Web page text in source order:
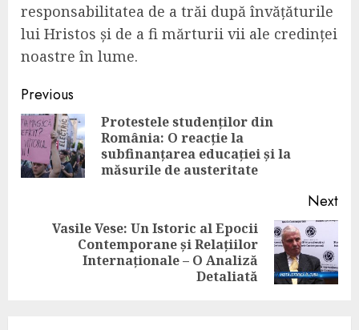
responsabilitatea de a trăi după învățăturile
lui Hristos și de a fi mărturii vii ale credinței
noastre în lume.
Continue
Reading
Previous
Protestele studenților din
România: O reacție la
subfinanțarea educației și la
măsurile de austeritate
Next
Vasile Vese: Un Istoric al Epocii
Contemporane și Relațiilor
Internaționale – O Analiză
Detaliată